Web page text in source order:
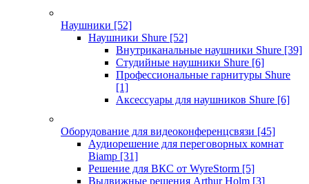
Наушники [52]
Наушники Shure [52]
Внутриканальные наушники Shure [39]
Студийные наушники Shure [6]
Профессиональные гарнитуры Shure
[1]
Аксессуары для наушников Shure [6]
Оборудование для видеоконференцсвязи [45]
Аудиорешение для переговорных комнат
Biamp [31]
Решение для ВКС от WyreStorm [5]
Выдвижные решения Arthur Holm [3]